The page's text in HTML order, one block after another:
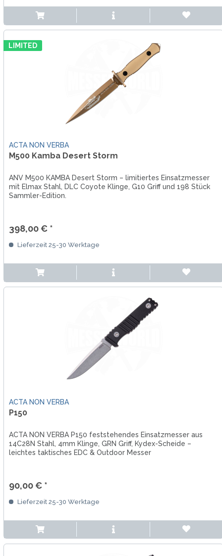
LIMITED
ACTA NON VERBA
M500 Kamba Desert Storm
ANV M500 KAMBA Desert Storm – limitiertes Einsatzmesser
mit Elmax Stahl, DLC Coyote Klinge, G10 Griff und 198 Stück
Sammler-Edition.
398,00 € *
Lieferzeit 25-30 Werktage
ACTA NON VERBA
P150
ACTA NON VERBA P150 feststehendes Einsatzmesser aus
14C28N Stahl, 4mm Klinge, GRN Griff, Kydex-Scheide –
leichtes taktisches EDC & Outdoor Messer
90,00 € *
Lieferzeit 25-30 Werktage